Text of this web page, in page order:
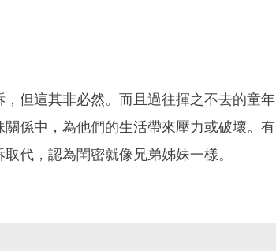
但這其非必然。而且過往揮之不去的童年
係中，為他們的生活帶來壓力或破壞。有
代，認為閨密就像兄弟姊妹一樣。